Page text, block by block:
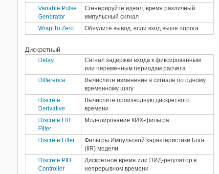
Variable Pulse
Generator
Сгенерируйте идеал, время различный
импульсный сигнал
Wrap To Zero
Обнулите вывод, если вход выше порога
Дискретный
Delay
Сигнал задержки входа к фиксированным
или переменным периодам расчета
Difference
Вычислите изменение в сигнале по одному
временному шагу
Discrete
Derivative
Вычислите производную дискретного
времени
Discrete FIR
Filter
Моделирование КИХ-фильтра
Discrete Filter
Фильтры Импульсной характеристики Бога
(IIR) модели
Discrete PID
Controller
Дискретное время или ПИД-регулятор в
непрерывном времени